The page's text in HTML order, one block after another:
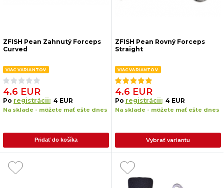
ZFISH Pean Zahnutý Forceps
Curved
VIAC VARIANTOV
4.6 EUR
Po registrácii: 4 EUR
Na sklade - môžete mať ešte dnes
Pridať do košíka
ZFISH Pean Rovný Forceps
Straight
VIAC VARIANTOV
4.6 EUR
Po registrácii: 4 EUR
Na sklade - môžete mať ešte dnes
Vybrať variantu